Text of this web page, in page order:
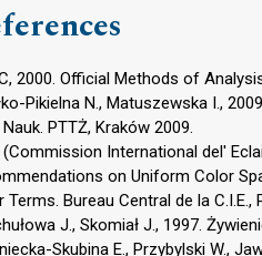
2000. Official Methods of
Pikielna N., Matuszewska I.,
Nauk. PTTŻ, Kraków 2009.
(Commission International del'
on Uniform Color
Terms. Bureau Central de la C.I.E.,
J., Skomiał J., 1997.
Skubina E., Przybylski W.,